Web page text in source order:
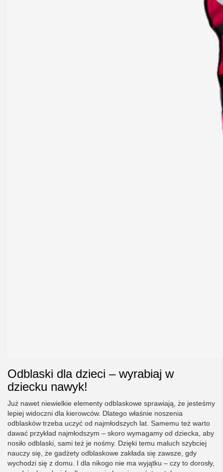
Odblaski dla dzieci – wyrabiaj w
dziecku nawyk!
Już nawet niewielkie elementy odblaskowe sprawiają, że jesteśmy
lepiej widoczni dla kierowców. Dlatego właśnie noszenia
odblasków trzeba uczyć od najmłodszych lat. Samemu też warto
dawać przykład najmłodszym – skoro wymagamy od dziecka, aby
nosiło odblaski, sami też je nośmy. Dzięki temu maluch szybciej
nauczy się, że gadżety odblaskowe zakłada się zawsze, gdy
wychodzi się z domu. I dla nikogo nie ma wyjątku – czy to dorosły,